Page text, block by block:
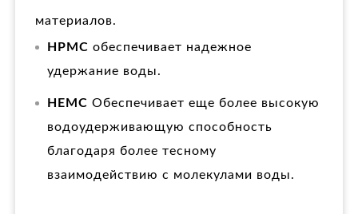
материалов.
HPMC обеспечивает надежное
удержание воды.
HEMC Обеспечивает еще более высокую
водоудерживающую способность
благодаря более тесному
взаимодействию с молекулами воды.